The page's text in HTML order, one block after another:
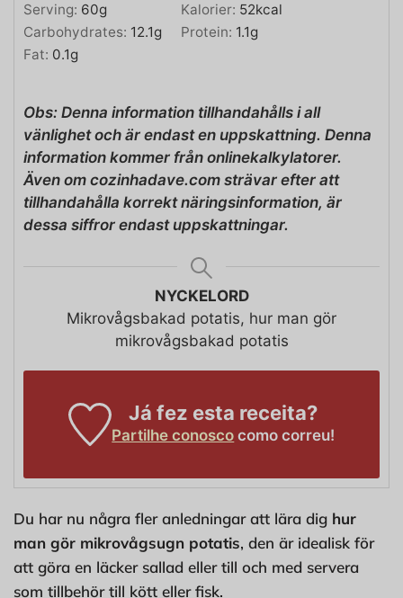
Serving: 60g Kalorier: 52kcal
Carbohydrates: 12.1g Protein: 1.1g
Fat: 0.1g
Obs: Denna information tillhandahålls i all
vänlighet och är endast en uppskattning. Denna
information kommer från onlinekalkylatorer.
Även om cozinhadave.com strävar efter att
tillhandahålla korrekt näringsinformation, är
dessa siffror endast uppskattningar.
NYCKELORD
Mikrovågsbakad potatis, hur man gör
mikrovågsbakad potatis
Já fez esta receita?
Partilhe conosco como correu!
Du har nu några fler anledningar att lära dig hur
man gör mikrovågsugn potatis, den är idealisk för
att göra en läcker sallad eller till och med servera
som tillbehör till kött eller fisk.